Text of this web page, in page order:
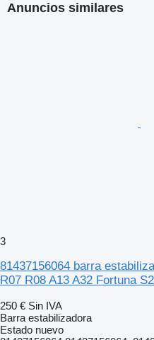
Anuncios similares
3
81437156064 barra
R07 R08 A13 A32 Fortuna
250 € Sin IVA
Barra estabilizadora
Estado nuevo